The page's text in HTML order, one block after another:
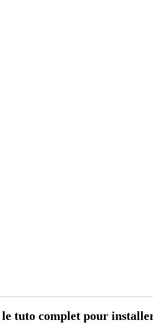
tuto complet pour